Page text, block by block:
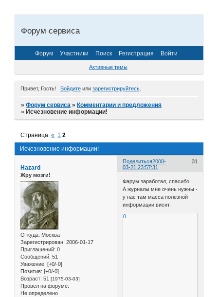
Форум сервиса
Форум Участники Поиск Регистрация Войти
Активные темы
Привет, Гость! Войдитеили зарегистрируйтесь.
»Форум сервиса »Комментарии и предложения
»Исчезновение информации!
Исчезновение информации!
Страница:« 1 2
Поделиться 31
2008-
03-21 23:57:31
Hazard
Жру мозги!
Откуда: Москва
Зарегистрирован: 2006-01-17
Приглашений: 0
Сообщений: 51
Уважение: [+0/-0]
Позитив: [+0/-0]
Возраст: 51 [1975-03-03]
Провел на форуме:
Не определено
Фарум заработал, спасибо.
А журналы мне очень нужны -
у нас там масса полезной
информации висит.
0